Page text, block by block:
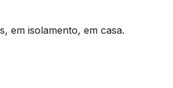
em isolamento, em casa.